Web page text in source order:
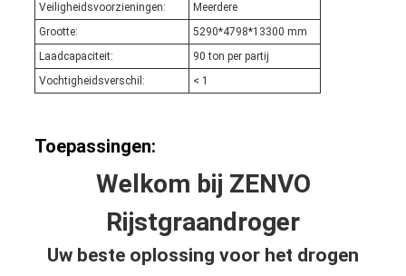
Veiligheidsvoorzieningen:
Meerdere
Grootte:
5290*4798*13300 mm
Laadcapaciteit:
90 ton per partij
Vochtigheidsverschil:
< 1
Toepassingen:
Welkom bij ZENVO
Rijstgraandroger
Uw beste oplossing voor het drogen